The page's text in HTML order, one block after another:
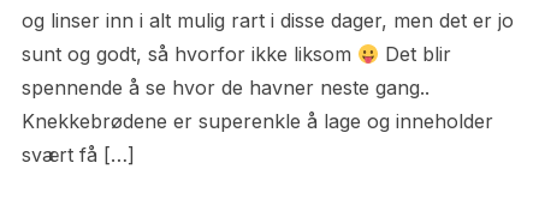
og linser inn i alt mulig rart i disse dager, men det er jo
sunt og godt, så hvorfor ikke liksom
Det blir
spennende å se hvor de havner neste gang..
Knekkebrødene er superenkle å lage og inneholder
svært få […]